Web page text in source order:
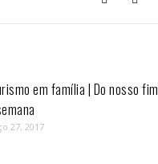
em família | Do nosso fim
27, 2017